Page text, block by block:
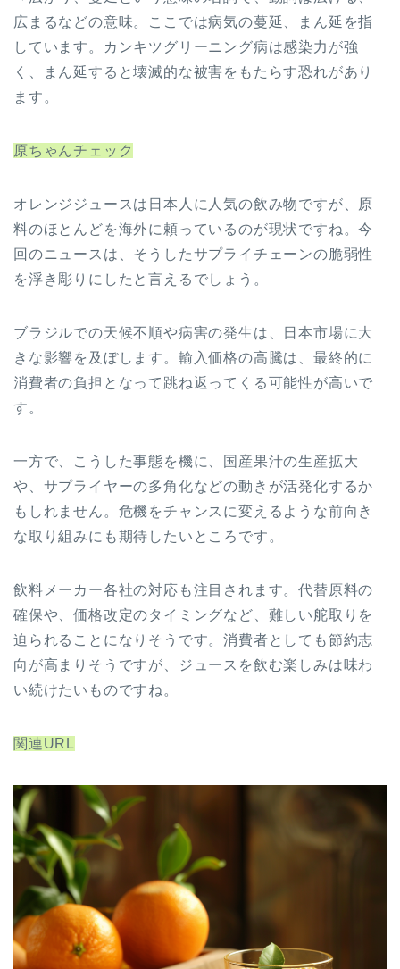
広まるなどの意味。ここでは病気の蔓延、まん延を指
しています。カンキツグリーニング病は感染力が強
く、まん延すると壊滅的な被害をもたらす恐れがあり
ます。
原ちゃんチェック
オレンジジュースは日本人に人気の飲み物ですが、原
料のほとんどを海外に頼っているのが現状ですね。今
回のニュースは、そうしたサプライチェーンの脆弱性
を浮き彫りにしたと言えるでしょう。
ブラジルでの天候不順や病害の発生は、日本市場に大
きな影響を及ぼします。輸入価格の高騰は、最終的に
消費者の負担となって跳ね返ってくる可能性が高いで
す。
一方で、こうした事態を機に、国産果汁の生産拡大
や、サプライヤーの多角化などの動きが活発化するか
もしれません。危機をチャンスに変えるような前向き
な取り組みにも期待したいところです。
飲料メーカー各社の対応も注目されます。代替原料の
確保や、価格改定のタイミングなど、難しい舵取りを
迫られることになりそうです。消費者としても節約志
向が高まりそうですが、ジュースを飲む楽しみは味わ
い続けたいものですね。
関連URL